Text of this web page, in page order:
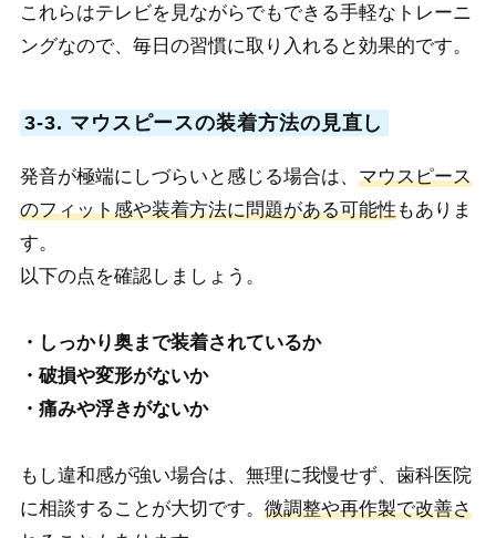
これらはテレビを見ながらでもできる手軽なトレーニ
ングなので、毎日の習慣に取り入れると効果的です。
3-3. マウスピースの装着方法の見直し
発音が極端にしづらいと感じる場合は、 マウスピース
のフィット感や装着方法に問題がある可能性もありま
す。
以下の点を確認しましょう。
・しっかり奥まで装着されているか
・破損や変形がないか
・痛みや浮きがないか
もし違和感が強い場合は、無理に我慢せず、歯科医院
に相談することが大切です。 微調整や再作製で改善さ